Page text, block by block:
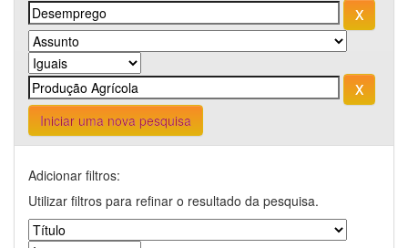
Iniciar uma nova pesquisa
Adicionar filtros:
Utilizar filtros para refinar o resultado da pesquisa.